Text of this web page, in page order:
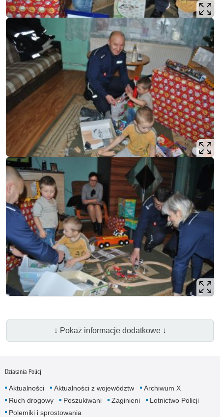
↓ Pokaż informacje dodatkowe ↓
Działania Policji
Aktualności Aktualności z województw
Archiwum X
Ruch drogowy
Poszukiwani Zaginieni
Lotnictwo Policji
Polemiki i sprostowania